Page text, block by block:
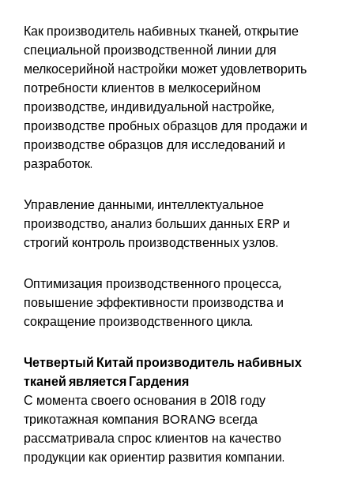
Как производитель набивных тканей, открытие
специальной производственной линии для
мелкосерийной настройки может удовлетворить
потребности клиентов в мелкосерийном
производстве, индивидуальной настройке,
производстве пробных образцов для продажи и
производстве образцов для исследований и
разработок.
Управление данными, интеллектуальное
производство, анализ больших данных ERP и
строгий контроль производственных узлов.
Оптимизация производственного процесса,
повышение эффективности производства и
сокращение производственного цикла.
Четвертый Китай производитель набивных
тканейявляетсяГардения
С момента своего основания в 2018 году
трикотажная компания BORANG всегда
рассматривала спрос клиентов на качество
продукции как ориентир развития компании.